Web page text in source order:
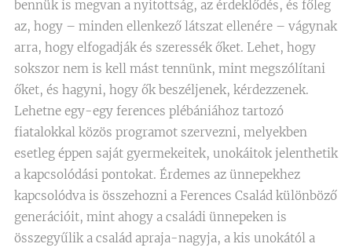
bennük is megvan a nyitottság, az érdeklődés, és főleg
az, hogy – minden ellenkező látszat ellenére – vágynak
arra, hogy elfogadják és szeressék őket. Lehet, hogy
sokszor nem is kell mást tennünk, mint megszólítani
őket, és hagyni, hogy ők beszéljenek, kérdezzenek.
Lehetne egy-egy ferences plébániához tartozó
fiatalokkal közös programot szervezni, melyekben
esetleg éppen saját gyermekeitek, unokáitok jelenthetik
a kapcsolódási pontokat. Érdemes az ünnepekhez
kapcsolódva is összehozni a Ferences Család különböző
generációit, mint ahogy a családi ünnepeken is
összegyűlik a család apraja-nagyja, a kis unokától a